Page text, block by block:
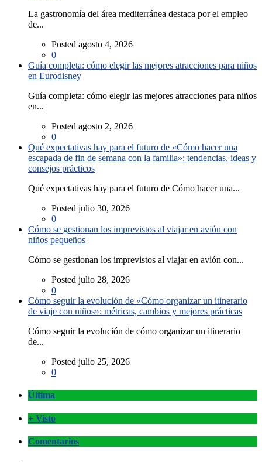
La gastronomía del área mediterránea destaca por el empleo
de...
Posted agosto 4, 2026
0
Guía completa: cómo elegir las mejores atracciones para niños
en Eurodisney
Guía completa: cómo elegir las mejores atracciones para niños
en...
Posted agosto 2, 2026
0
Qué expectativas hay para el futuro de «Cómo hacer una
escapada de fin de semana con la familia»: tendencias, ideas y
consejos prácticos
Qué expectativas hay para el futuro de Cómo hacer una...
Posted julio 30, 2026
0
Cómo se gestionan los imprevistos al viajar en avión con
niños pequeños
Cómo se gestionan los imprevistos al viajar en avión con...
Posted julio 28, 2026
0
Cómo seguir la evolución de «Cómo organizar un itinerario
de viaje con niños»: métricas, cambios y mejores prácticas
Cómo seguir la evolución de cómo organizar un itinerario
de...
Posted julio 25, 2026
0
Última
+ Visto
Comentarios